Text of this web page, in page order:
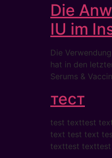
Die
IU im
Die
hat in den
Serums &
тест
test texttest
text test text
texttest